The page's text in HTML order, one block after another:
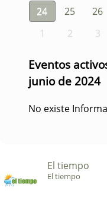
24
25 26
1
2 3
Eventos
junio de 2024
No existe
El tiempo
El tiempo